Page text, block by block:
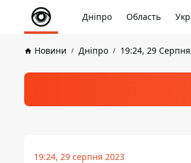
Дніпро Область
Новини Дніпро 19:24, 29
19:24, 29 серпня 2023